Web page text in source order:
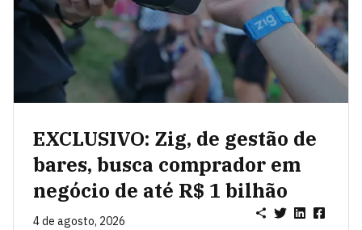
EXCLUSIVO: Zig, de gestão de
bares, busca comprador em
negócio de até R$ 1 bilhão
4 de agosto, 2026